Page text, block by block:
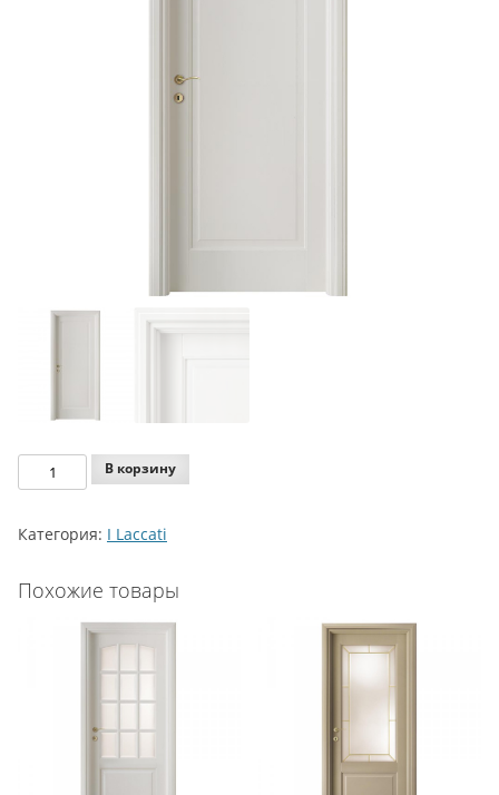
Количество
Legnoform
Laccati
2-
В корзину
Категория: I Laccati
Похожие товары